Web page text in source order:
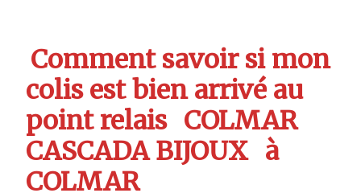
Comment savoir si mon
colis est bien arrivé au
point relais COLMAR
CASCADA BIJOUX à
COLMAR